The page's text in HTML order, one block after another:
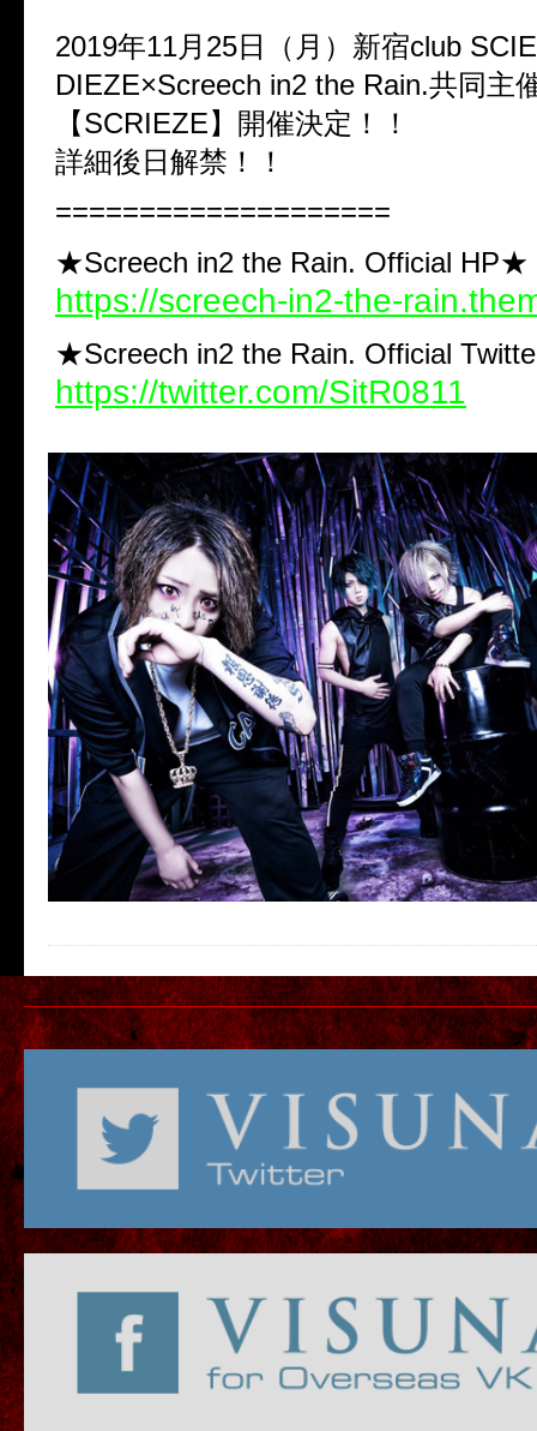
2019年11月25日（月）新宿club
DIEZE×Screech in2 the Rain.共同主
【SCRIEZE】開催決定！！
詳細後日解禁！！
====================
★Screech in2 the Rain. Official HP★
https://screech-in2-the-
★Screech in2 the Rain. Official
https://twitter.com/SitR0811